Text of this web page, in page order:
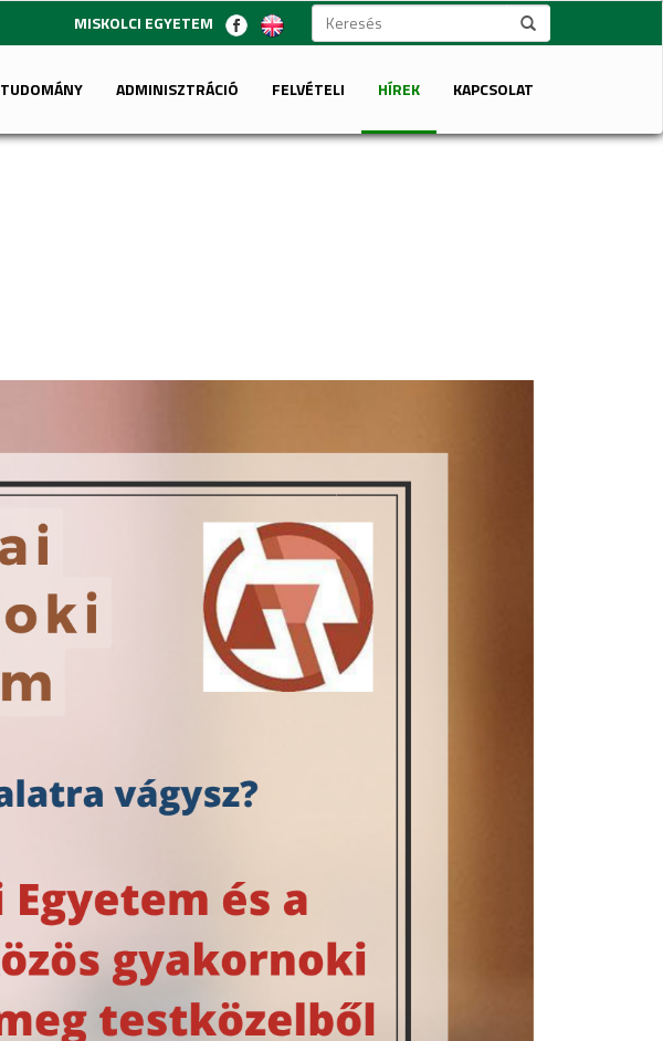
MISKOLCI EGYETEM
TUDOMÁNY ADMINISZTRÁCIÓ FELVÉTELI HÍREK KAPCSOLAT